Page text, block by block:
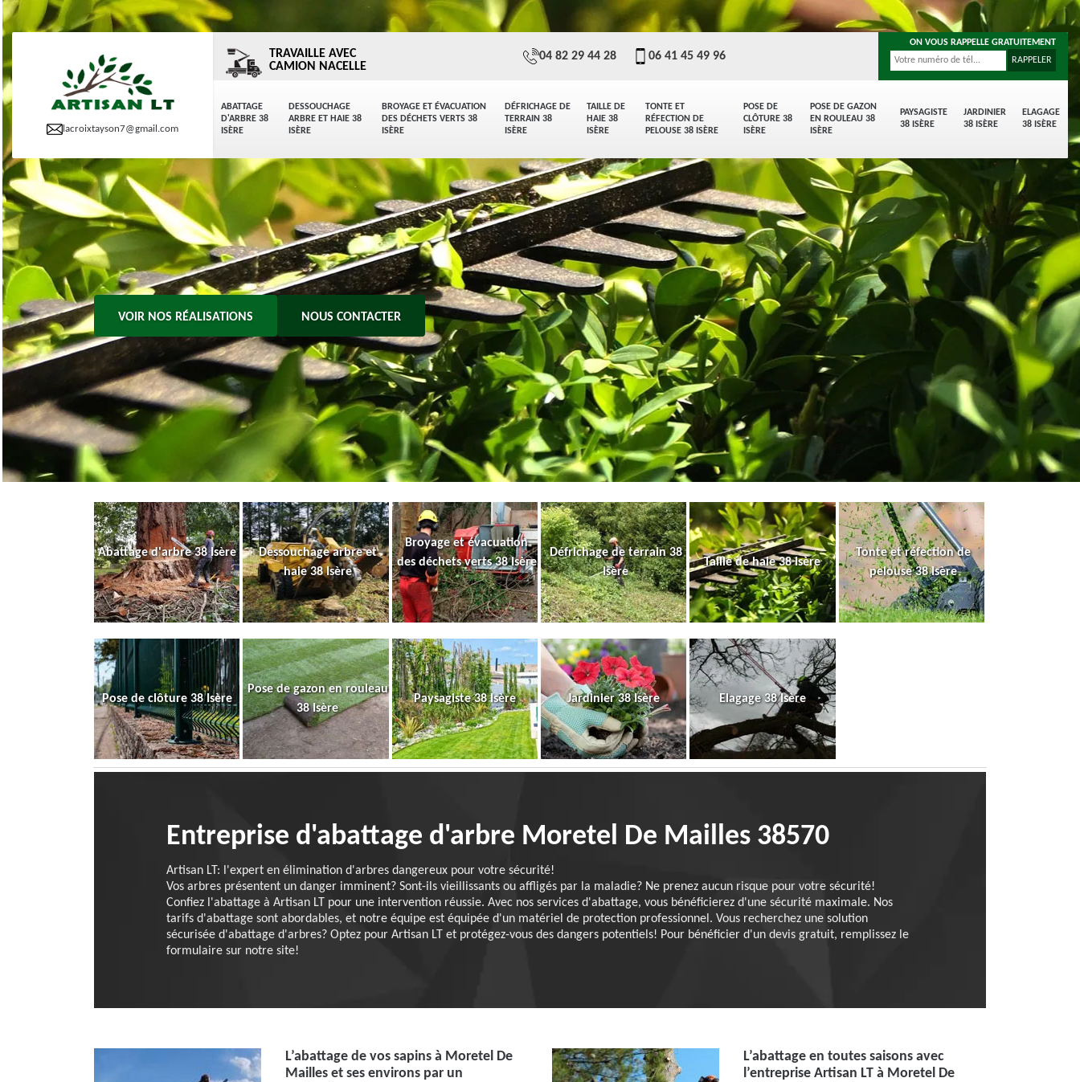
lacroixtayson7@gmail.com
ABATTAGE
D'ARBRE 38
ISÈRE
DESSOUCHAGE
ARBRE ET HAIE 38
ISÈRE
BROYAGE ET ÉVACUATION
DES DÉCHETS VERTS 38
ISÈRE
DÉFRICHAGE DE
TERRAIN 38
ISÈRE
TAILLE DE
HAIE 38
ISÈRE
TONTE ET
RÉFECTION DE
PELOUSE 38 ISÈRE
POSE DE
CLÔTURE 38
ISÈRE
POSE DE GAZON
EN ROULEAU 38
ISÈRE
PAYSAGISTE
38 ISÈRE
JARDINIER
38 ISÈRE
ELAGAGE
38 ISÈRE
TRAVAILLE AVEC
CAMION NACELLE
04 82 29 44 28 06 41 45 49 96
ON VOUS RAPPELLE GRATUITEMENT
VOIR NOS RÉALISATIONS NOUS CONTACTER
Abattage d'arbre 38 Isère
Dessouchage arbre et
haie 38 Isère
Broyage et évacuation
des déchets verts 38 Isère
Défrichage de terrain 38
Isère
Taille de haie 38 Isère
Tonte et réfection de
pelouse 38 Isère
Pose de clôture 38 Isère
Pose de gazon en rouleau
38 Isère
Paysagiste 38 Isère Jardinier 38 Isère Elagage 38 Isère
Entreprise d'abattage d'arbre Moretel De Mailles 38570
Artisan LT: l'expert en élimination d'arbres dangereux pour votre sécurité!
Vos arbres présentent un danger imminent? Sont-ils vieillissants ou affligés par la maladie? Ne prenez aucun risque pour votre sécurité!
Confiez l'abattage à Artisan LT pour une intervention réussie. Avec nos services d'abattage, vous bénéficierez d'une sécurité maximale. Nos
tarifs d'abattage sont abordables, et notre équipe est équipée d'un matériel de protection professionnel. Vous recherchez une solution
sécurisée d'abattage d'arbres? Optez pour Artisan LT et protégez-vous des dangers potentiels! Pour bénéficier d'un devis gratuit, remplissez le
formulaire sur notre site!
L’abattage de vos sapins à Moretel De
Mailles et ses environs par un
L’abattage en toutes saisons avec
l’entreprise Artisan LT à Moretel De